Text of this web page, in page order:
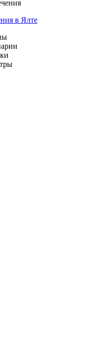
в Ялте